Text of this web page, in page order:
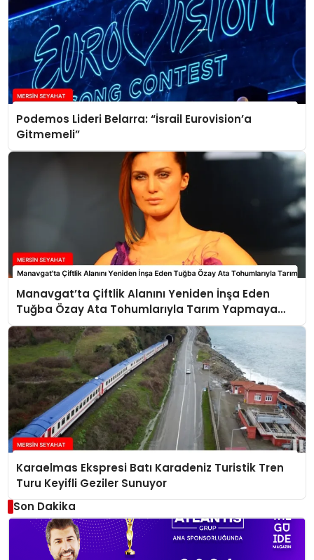
Podemos Lideri Belarra: “İsrail Eurovision’a
Gitmemeli”
Manavgat’ta Çiftlik Alanını Yeniden İnşa Eden
Tuğba Özay Ata Tohumlarıyla Tarım Yapmaya
Hazırlanıyor
Karaelmas Ekspresi Batı Karadeniz Turistik Tren
Turu Keyifli Geziler Sunuyor
Son Dakika